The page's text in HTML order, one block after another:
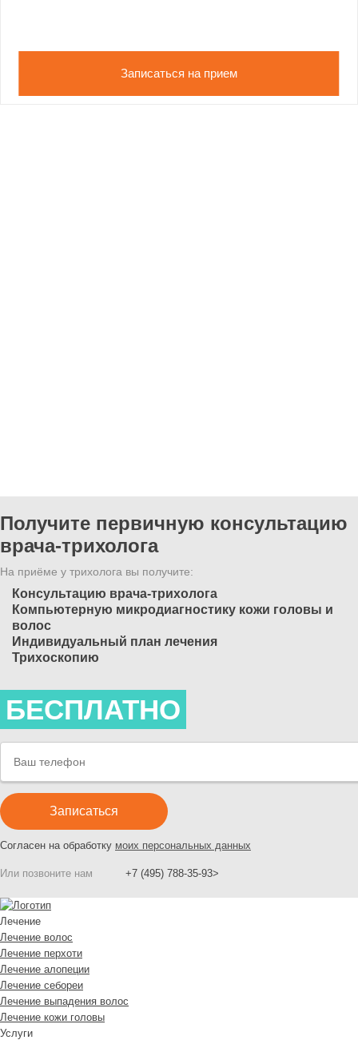
Записаться на прием
Получите первичную консультацию
врача-трихолога
На приёме у трихолога вы получите:
Консультацию врача-трихолога
Компьютерную микродиагностику кожи головы и
волос
Индивидуальный план лечения
Трихоскопию
БЕСПЛАТНО
Согласен на обработку моих персональных данных
Или позвоните нам +7 (495) 788-35-93>
Лечение
Лечение волос
Лечение перхоти
Лечение алопеции
Лечение себореи
Лечение выпадения волос
Лечение кожи головы
Услуги